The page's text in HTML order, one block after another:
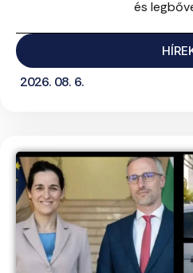
és
2026. 08. 6.